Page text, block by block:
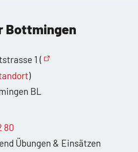
Bottmingen
1 (
)
BL
80
Übungen & Einsätzen